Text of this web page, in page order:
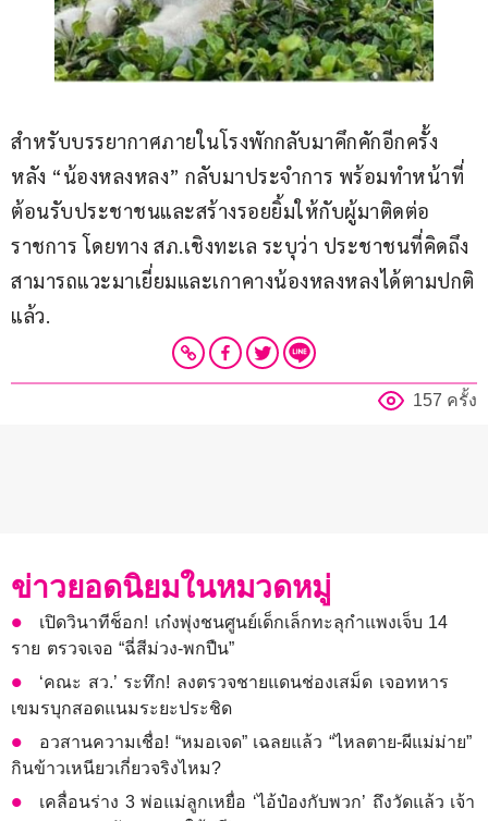
สำหรับบรรยากาศภายในโรงพักกลับมาคึกคักอีกครั้ง
หลัง “น้องหลงหลง” กลับมาประจำการ พร้อมทำหน้าที่
ต้อนรับประชาชนและสร้างรอยยิ้มให้กับผู้มาติดต่อ
ราชการ โดยทาง สภ.เชิงทะเล ระบุว่า ประชาชนที่คิดถึง
สามารถแวะมาเยี่ยมและเกาคางน้องหลงหลงได้ตามปกติ
แล้ว.
157 ครั้ง
ข่าวยอดนิยมในหมวดหมู่
เปิดวินาทีช็อก! เก๋งพุ่งชนศูนย์เด็กเล็กทะลุกำแพงเจ็บ 14
ราย ตรวจเจอ “ฉี่สีม่วง-พกปืน”
‘คณะ สว.’ ระทึก! ลงตรวจชายแดนช่องเสม็ด เจอทหาร
เขมรบุกสอดแนมระยะประชิด
อวสานความเชื่อ! “หมอเจด” เฉลยแล้ว “ไหลตาย-ผีแม่ม่าย”
กินข้าวเหนียวเกี่ยวจริงไหม?
เคลื่อนร่าง 3 พ่อแม่ลูกเหยื่อ ‘ไอ้ป๋องกับพวก’ ถึงวัดแล้ว เจ้า